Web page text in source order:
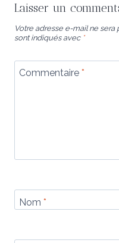
Laisser un
Votre adresse e-mail ne sera
sont indiqués avec *
Commentaire *
Nom *